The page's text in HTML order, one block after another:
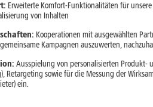
Der größte Vorteil ist die
. Menüs, Updates und App-
Apple legt außerdem großen
User ist iOS deshalb besonders
zu nutzen.
Erweiterte Komfort-Funktionalitäten für
von Inhalten
Kooperationen mit ausgewählten
Kampagnen auszuwerten,
Ausspielung von personalisierten Produkt-
Retargeting sowie für die Messung der
ein.